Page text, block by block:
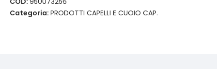
Categoria: PRODOTTI CAPELLI E CUOIO CAP.